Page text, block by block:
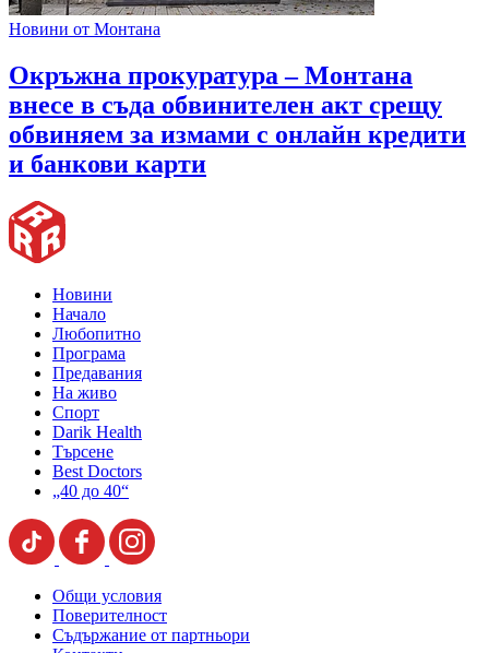
Новини от Монтана
Окръжна прокуратура – Монтана
внесе в съда обвинителен акт срещу
обвиняем за измами с онлайн кредити
и банкови карти
Новини
Начало
Любопитно
Програма
Предавания
На живо
Спорт
Darik Health
Търсене
Best Doctors
„40 до 40“
Общи условия
Поверителност
Съдържание от партньори